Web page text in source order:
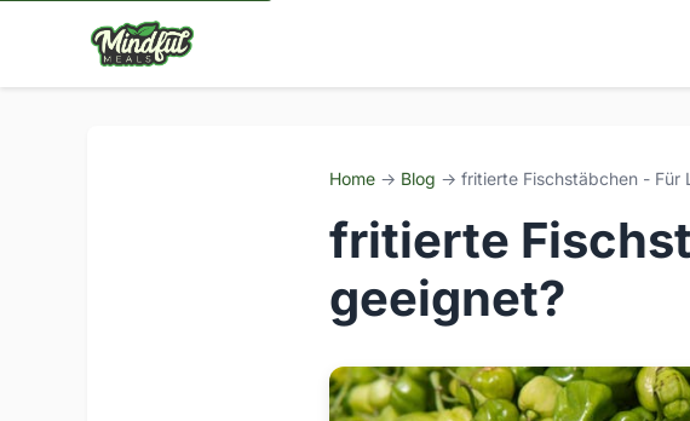
Home → Blog → fritierte Fischstäbchen - Für
fritierte
geeignet?